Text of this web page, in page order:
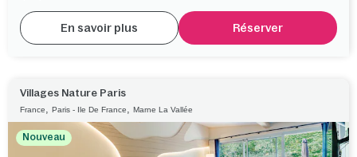
En savoir plus Réserver
Villages Nature Paris
France Paris - Ile De France Marne La Vallée
Nouveau